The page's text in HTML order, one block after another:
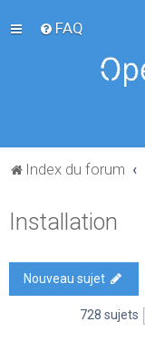
FAQ
Index du forum
Installation
Nouveau sujet
728 sujets